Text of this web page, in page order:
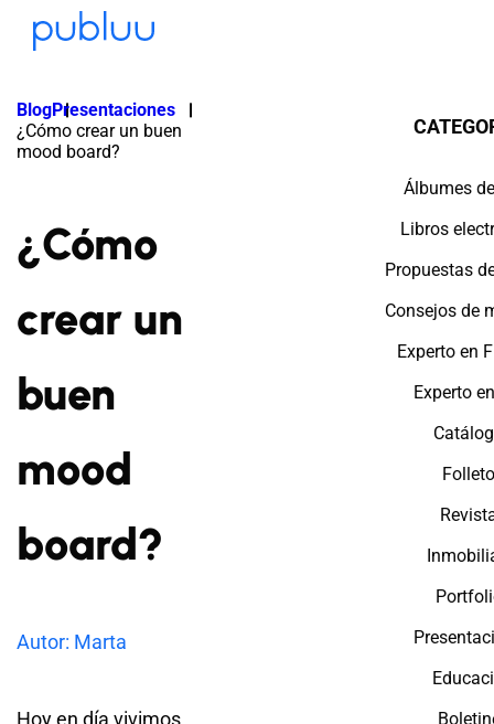
BlogPresentaciones
¿Cómo crear un buen
mood board?
¿Cómo
crear un
buen
mood
board?
Autor: Marta
Hoy en día vivimos
Álbumes
Libros
Propuestas
Consejos de
Experto en
Experto